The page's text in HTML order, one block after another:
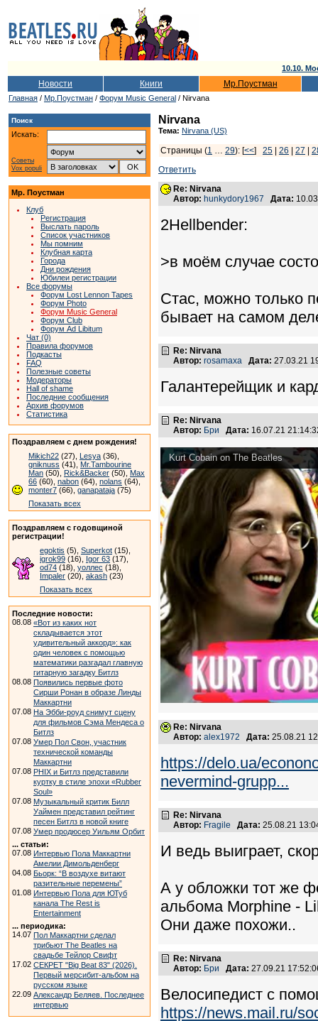
10.10.
Новости Книги Мр.Поустман
Главная / Мр.Поустман / Форум Music General / Nirvana
Поиск
Искать:
Советы
Vox populi
Мр. Поустман
Клуб
Регистрация
Выслать пароль
Список участников
Мы помним
Клубная карта
Города
Дни рождения
Юбилеи регистрации
Все форумы
Форум Lost Lennon Tapes
Форум Photo
Форум Music General
Форум Club
Форум Ad Libitum
Чат (0)
Правила форумов
Подкасты
FAQ
Полезные советы
Модераторы
Hall of shame
Последние сообщения
Архив форумов
Статистика
Поздравляем с днем рождения!
Mikich22 (27), Lesya (36),
gniknuss (41), Mr.Tambourine
Man (50), Rick&Backer (50), Max
66 (60), nabon (64), nolans (64),
monter7 (66), ganapataja (75)
Показать всех
Поздравляем с годовщиной
регистрации!
egoktis (5), Superkot (15),
igrok99 (16), Igor 63 (17),
od74 (18), уоллес (18),
Impaler (20), akash (23)
Показать всех
Последние новости:
08.08 «Вот из каких нот
складывается этот
удивительный аккорд»: как
один человек с помощью
математики разгадал главную
гитарную загадку Битлз
08.08 Появились первые фото
Сирши Ронан в образе Линды
Маккартни
07.08 На Эбби-роуд снимут сцену
для фильмов Сэма Мендеса о
Битлз
07.08 Умер Пол Свон, участник
технической команды
Маккартни
07.08 PHIX и Битлз представили
куртку в стиле эпохи «Rubber
Soul»
07.08 Музыкальный критик Билл
Уаймен представил рейтинг
песен Битлз в новой книге
07.08 Умер продюсер Уильям Орбит
... статьи:
07.08 Интервью Пола Маккартни
Амелии Димольденберг
04.08 Бьорк: “В воздухе витают
разительные перемены”
01.08 Интервью Пола для ЮТуб
канала The Rest is
Entertainment
... периодика:
14.07 Пол Маккартни сделал
трибьют The Beatles на
свадьбе Тейлор Свифт
17.02 СЕКРЕТ "Big Beat 83" (2026).
Первый мерсибит-альбом на
русском языке
22.09 Александр Беляев. Последнее
интервью
Nirvana
Тема: Nirvana (US)
Страницы (1 … 29): [<<] 25 26 27
Ответить
Re: Nirvana
Автор: hunkydory1967 Дата:
2Hellbender:
>в моём случае
Стас, можно только
бывает на самом
Re: Nirvana
Автор: rosamaxa Дата: 27.03.21
Галантерейщик и
Re: Nirvana
Автор: Бри Дата: 16.07.21
Kurt Cobain on The Beatles
Re: Nirvana
Автор: alex1972 Дата: 25.08.21
https://delo.ua/
nevermind-grupp...
Re: Nirvana
Автор: Fragile Дата: 25.08.21
И ведь выиграет,
А у обложки тот же
альбома Morphine -
Они даже похожи..
Re: Nirvana
Автор: Бри Дата: 27.09.21
Велосипедист с
https://news.mail.ru/